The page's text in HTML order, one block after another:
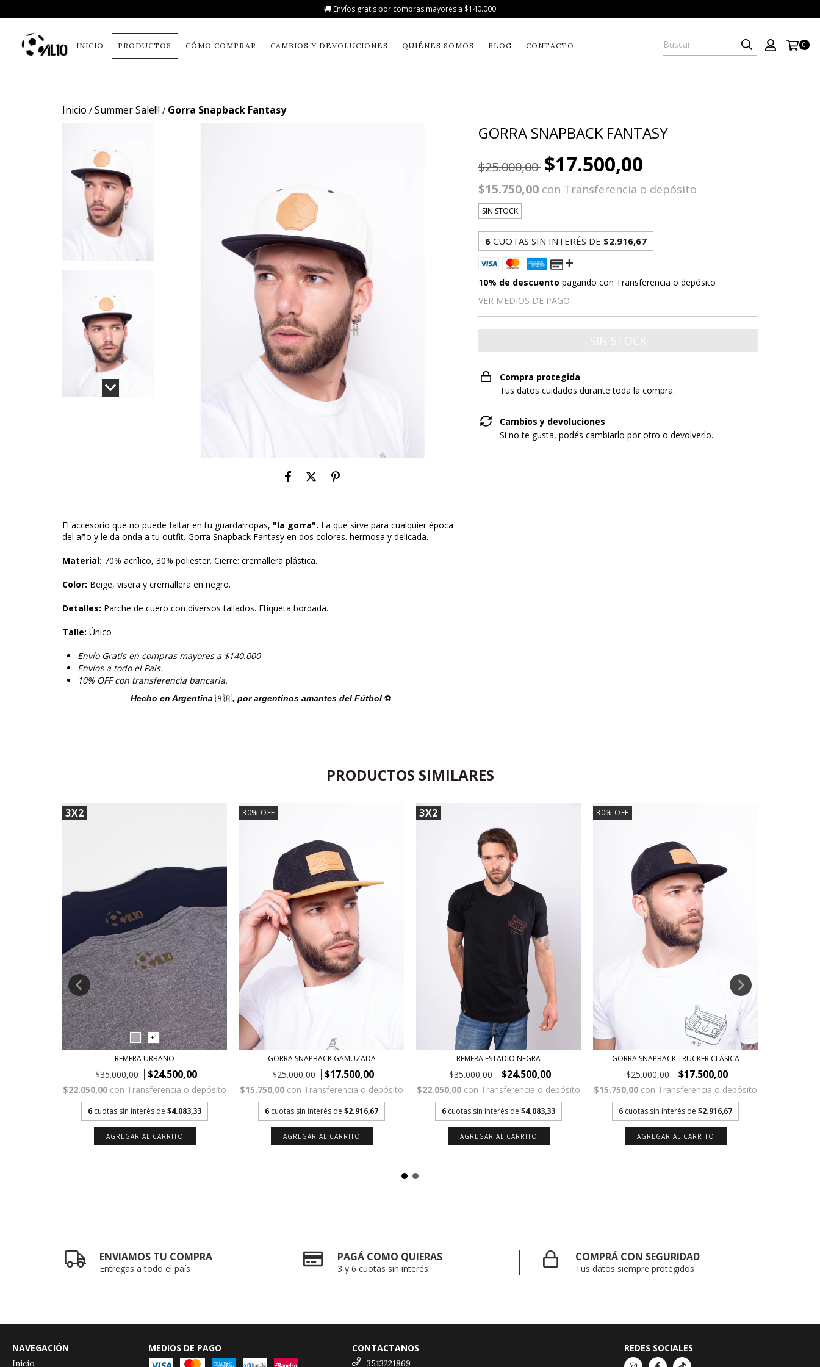
🚚 Envíos gratis por compras mayores a $140.000
INICIO PRODUCTOS CÓMO COMPRAR CAMBIOS Y DEVOLUCIONES QUIÉNES SOMOS BLOG CONTACTO 0
Inicio / Summer Sale!!! / Gorra Snapback Fantasy
El accesorio que no puede faltar en tu guardarropas, "la gorra". La que sirve para cualquier época
del año y le da onda a tu outfit. Gorra Snapback Fantasy en dos colores. hermosa y delicada.
Material: 70% acrílico, 30% poliester. Cierre: cremallera plástica.
Color: Beige, visera y cremallera en negro.
Detalles: Parche de cuero con diversos tallados. Etiqueta bordada.
Talle: Único
Envío Gratis en compras mayores a $140.000
Envíos a todo el País.
10% OFF con transferencia bancaria.
Hecho en Argentina 🇦🇷, por argentinos amantes del Fútbol ⚽️
GORRA SNAPBACK FANTASY
$25.000,00 $17.500,00
$15.750,00 con Transferencia o depósito
SIN STOCK
6 CUOTAS SIN INTERÉS DE $2.916,67
10% de descuento pagando con Transferencia o depósito
VER MEDIOS DE PAGO
Compra protegida
Tus datos cuidados durante toda la compra.
Cambios y devoluciones
Si no te gusta, podés cambiarlo por otro o devolverlo.
PRODUCTOS SIMILARES
3X2
+1
REMERA URBANO
$35.000,00 $24.500,00
$22.050,00 con Transferencia o depósito
6 cuotas sin interés de $4.083,33
AGREGAR AL CARRITO
30% OFF
GORRA SNAPBACK GAMUZADA
$25.000,00 $17.500,00
$15.750,00 con Transferencia o depósito
6 cuotas sin interés de $2.916,67
3X2
REMERA ESTADIO NEGRA
$35.000,00 $24.500,00
$22.050,00 con Transferencia o depósito
6 cuotas sin interés de $4.083,33
AGREGAR AL CARRITO
30% OFF
GORRA SNAPBACK TRUCKER CLÁSICA
$25.000,00 $17.500,00
$15.750,00 con Transferencia o depósito
6 cuotas sin interés de $2.916,67
ENVIAMOS TU COMPRA
Entregas a todo el país
PAGÁ COMO QUIERAS
3 y 6 cuotas sin interés
COMPRÁ CON SEGURIDAD
Tus datos siempre protegidos
NAVEGACIÓN
Inicio
MEDIOS DE PAGO CONTACTANOS
3513221869
REDES SOCIALES